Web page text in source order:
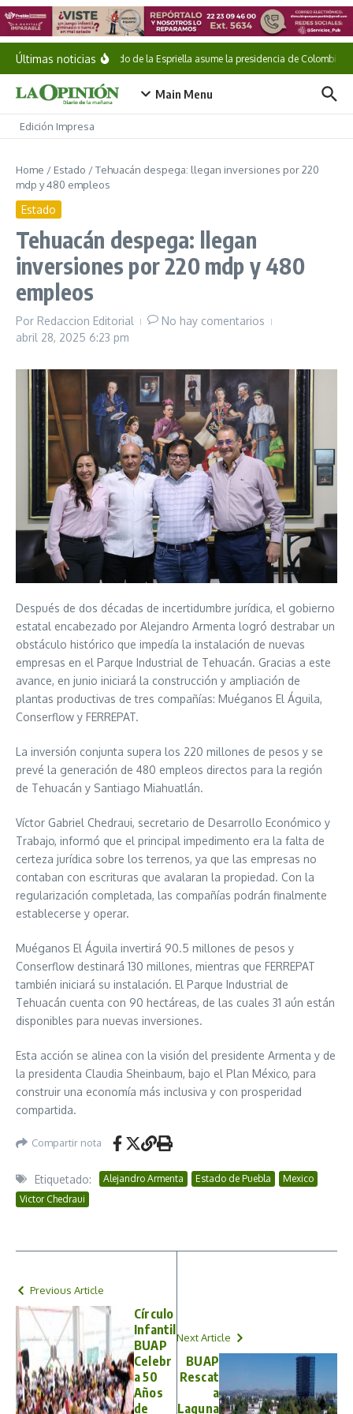
Saltar al contenido
Últimas noticiasAbelardo de la Espriella asume la presidencia de Colombia
Main Menu
Edición Impresa
Home / Estado /Tehuacán despega: llegan inversiones por 220
mdp y 480 empleos
Estado
Tehuacán despega: llegan
inversiones por 220 mdp y 480
empleos
Por Redaccion Editorial
No hay comentarios
abril 28, 2025 6:23 pm
Después de dos décadas de incertidumbre jurídica, el gobierno
estatal encabezado por Alejandro Armenta logró destrabar un
obstáculo histórico que impedía la instalación de nuevas
empresas en el Parque Industrial de Tehuacán. Gracias a este
avance, en junio iniciará la construcción y ampliación de
plantas productivas de tres compañías: Muéganos El Águila,
Conserflow y FERREPAT.
La inversión conjunta supera los 220 millones de pesos y se
prevé la generación de 480 empleos directos para la región
de Tehuacán y Santiago Miahuatlán.
Víctor Gabriel Chedraui, secretario de Desarrollo Económico y
Trabajo, informó que el principal impedimento era la falta de
certeza jurídica sobre los terrenos, ya que las empresas no
contaban con escrituras que avalaran la propiedad. Con la
regularización completada, las compañías podrán finalmente
establecerse y operar.
Muéganos El Águila invertirá 90.5 millones de pesos y
Conserflow destinará 130 millones, mientras que FERREPAT
también iniciará su instalación. El Parque Industrial de
Tehuacán cuenta con 90 hectáreas, de las cuales 31 aún están
disponibles para nuevas inversiones.
Esta acción se alinea con la visión del presidente Armenta y de
la presidenta Claudia Sheinbaum, bajo el Plan México, para
construir una economía más inclusiva y con prosperidad
compartida.
Compartir nota
Etiquetado: Alejandro Armenta Estado de Puebla
Mexico
Victor Chedraui
Previous Article
Círculo
Infantil
BUAP
Celebr
a 50
Años
de
Next Article
BUAP
Rescat
a
Laguna